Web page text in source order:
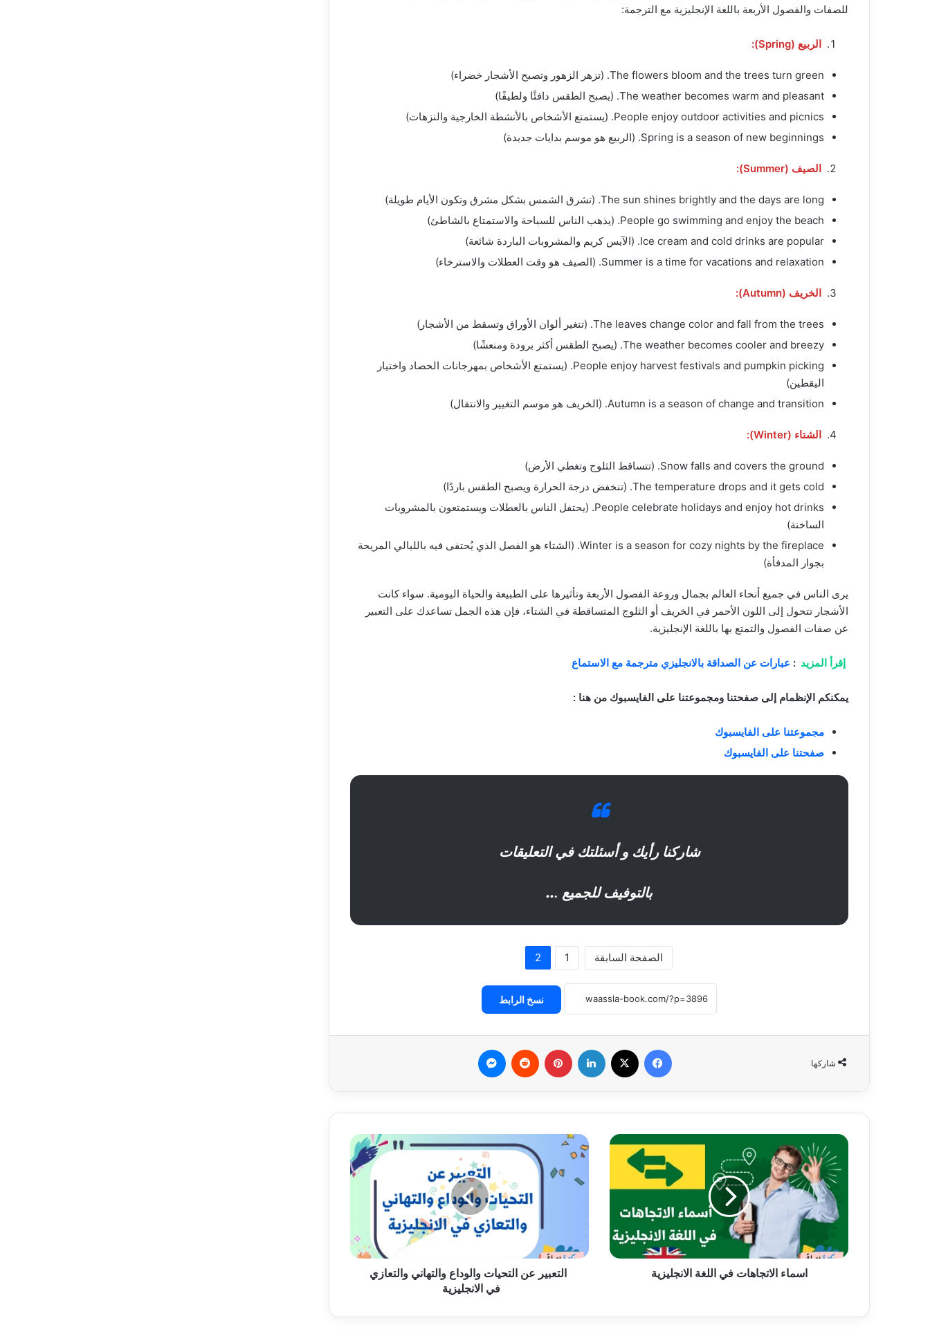
للصفات والفصول الأربعة باللغة الإنجليزية مع الترجمة:
الربيع (Spring):
The flowers bloom and the trees turn green. (تزهر الزهور وتصبح الأشجار خضراء)
The weather becomes warm and pleasant. (يصبح الطقس دافئًا ولطيفًا)
People enjoy outdoor activities and picnics. (يستمتع الأشخاص بالأنشطة الخارجية والنزهات)
Spring is a season of new beginnings. (الربيع هو موسم بدايات جديدة)
الصيف (Summer):
The sun shines brightly and the days are long. (تشرق الشمس بشكل مشرق وتكون الأيام طويلة)
People go swimming and enjoy the beach. (يذهب الناس للسباحة والاستمتاع بالشاطئ)
Ice cream and cold drinks are popular. (الآيس كريم والمشروبات الباردة شائعة)
Summer is a time for vacations and relaxation. (الصيف هو وقت العطلات والاسترخاء)
الخريف (Autumn):
The leaves change color and fall from the trees. (تتغير ألوان الأوراق وتسقط من الأشجار)
The weather becomes cooler and breezy. (يصبح الطقس أكثر برودة ومنعشًا)
People enjoy harvest festivals and pumpkin picking. (يستمتع الأشخاص بمهرجانات الحصاد واختيار
اليقطين)
Autumn is a season of change and transition. (الخريف هو موسم التغيير والانتقال)
الشتاء (Winter):
Snow falls and covers the ground. (تتساقط الثلوج وتغطي الأرض)
The temperature drops and it gets cold. (تنخفض درجة الحرارة ويصبح الطقس باردًا)
People celebrate holidays and enjoy hot drinks. (يحتفل الناس بالعطلات ويستمتعون بالمشروبات
الساخنة)
Winter is a season for cozy nights by the fireplace. (الشتاء هو الفصل الذي يُحتفى فيه بالليالي المريحة
بجوار المدفأة)
يرى الناس في جميع أنحاء العالم بجمال وروعة الفصول الأربعة وتأثيرها على الطبيعة والحياة اليومية. سواء كانت
الأشجار تتحول إلى اللون الأحمر في الخريف أو الثلوج المتساقطة في الشتاء، فإن هذه الجمل تساعدك على التعبير
عن صفات الفصول والتمتع بها باللغة الإنجليزية.
إقرأ المزيد : عبارات عن الصداقة بالانجليزي مترجمة مع الاستماع
يمكنكم الإنظمام إلى صفحتنا ومجموعتنا على الفايسبوك من هنا :
مجموعتنا على الفايسبوك
صفحتنا على الفايسبوك
شاركنا رأيك و أسئلتك في التعليقات
بالتوفيف للجميع ...
الصفحة السابقة 1
2
نسخ الرابط
شاركها
فيسبوك لينكدإن بينتيريست
اسماء
الاتجاهات
في
اللغة
الانجليزية
اسماء الاتجاهات في اللغة الانجليزية
التعبير
عن التحيات
والوداع
والتهاني
الانجليزية
التعبير عن التحيات والوداع والتهاني والتعازي
في الانجليزية